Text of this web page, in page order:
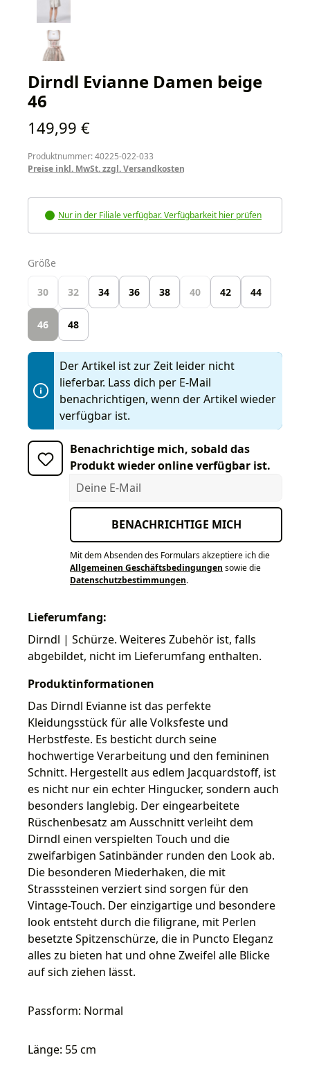
Dirndl Evianne Damen beige
46
Regulärer Preis:
149,99 €
Produktnummer: 40225-022-033
Preise inkl. MwSt. zzgl. Versandkosten
Nur in der Filiale verfügbar. Verfügbarkeit hier prüfen
Größe
30 32 34 36 38 40 42 44
46 48
Der Artikel ist zur Zeit leider nicht
lieferbar. Lass dich per E-Mail
benachrichtigen, wenn der Artikel wieder
verfügbar ist.
Benachrichtige mich, sobald das
Produkt wieder online verfügbar ist.
Deine E-Mail
BENACHRICHTIGE MICH
Mit dem Absenden des Formulars akzeptiere ich die
Allgemeinen Geschäftsbedingungen sowie die
Datenschutzbestimmungen.
Lieferumfang:
Dirndl | Schürze. Weiteres Zubehör ist, falls
abgebildet, nicht im Lieferumfang enthalten.
Produktinformationen
Das Dirndl Evianne ist das perfekte
Kleidungsstück für alle Volksfeste und
Herbstfeste. Es besticht durch seine
hochwertige Verarbeitung und den femininen
Schnitt. Hergestellt aus edlem Jacquardstoff, ist
es nicht nur ein echter Hingucker, sondern auch
besonders langlebig. Der eingearbeitete
Rüschenbesatz am Ausschnitt verleiht dem
Dirndl einen verspielten Touch und die
zweifarbigen Satinbänder runden den Look ab.
Die besonderen Miederhaken, die mit
Strasssteinen verziert sind sorgen für den
Vintage-Touch. Der einzigartige und besondere
look entsteht durch die filigrane, mit Perlen
besetzte Spitzenschürze, die in Puncto Eleganz
alles zu bieten hat und ohne Zweifel alle Blicke
auf sich ziehen lässt.
Passform: Normal
Länge: 55 cm